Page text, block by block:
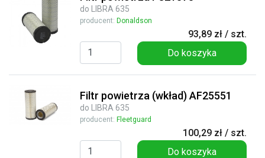
do LIBRA 635
producent: Donaldson
93,89 zł / szt.
Do koszyka
Filtr powietrza (wkład) AF25551
do LIBRA 635
producent: Fleetguard
100,29 zł / szt.
Do koszyka